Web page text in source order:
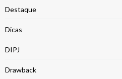
Destaque
Dicas
DIPJ
Drawback